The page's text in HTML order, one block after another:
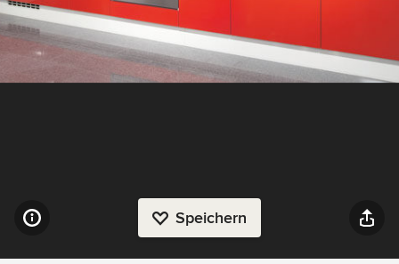
Speichern